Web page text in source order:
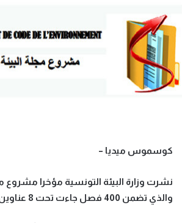
كوسموس ميديا –
نشرت وزارة البيئة التونسية مؤخرا مشروع
والذي تضمن 400 فصل جاءت تحت 8 عناوين رئيسية.